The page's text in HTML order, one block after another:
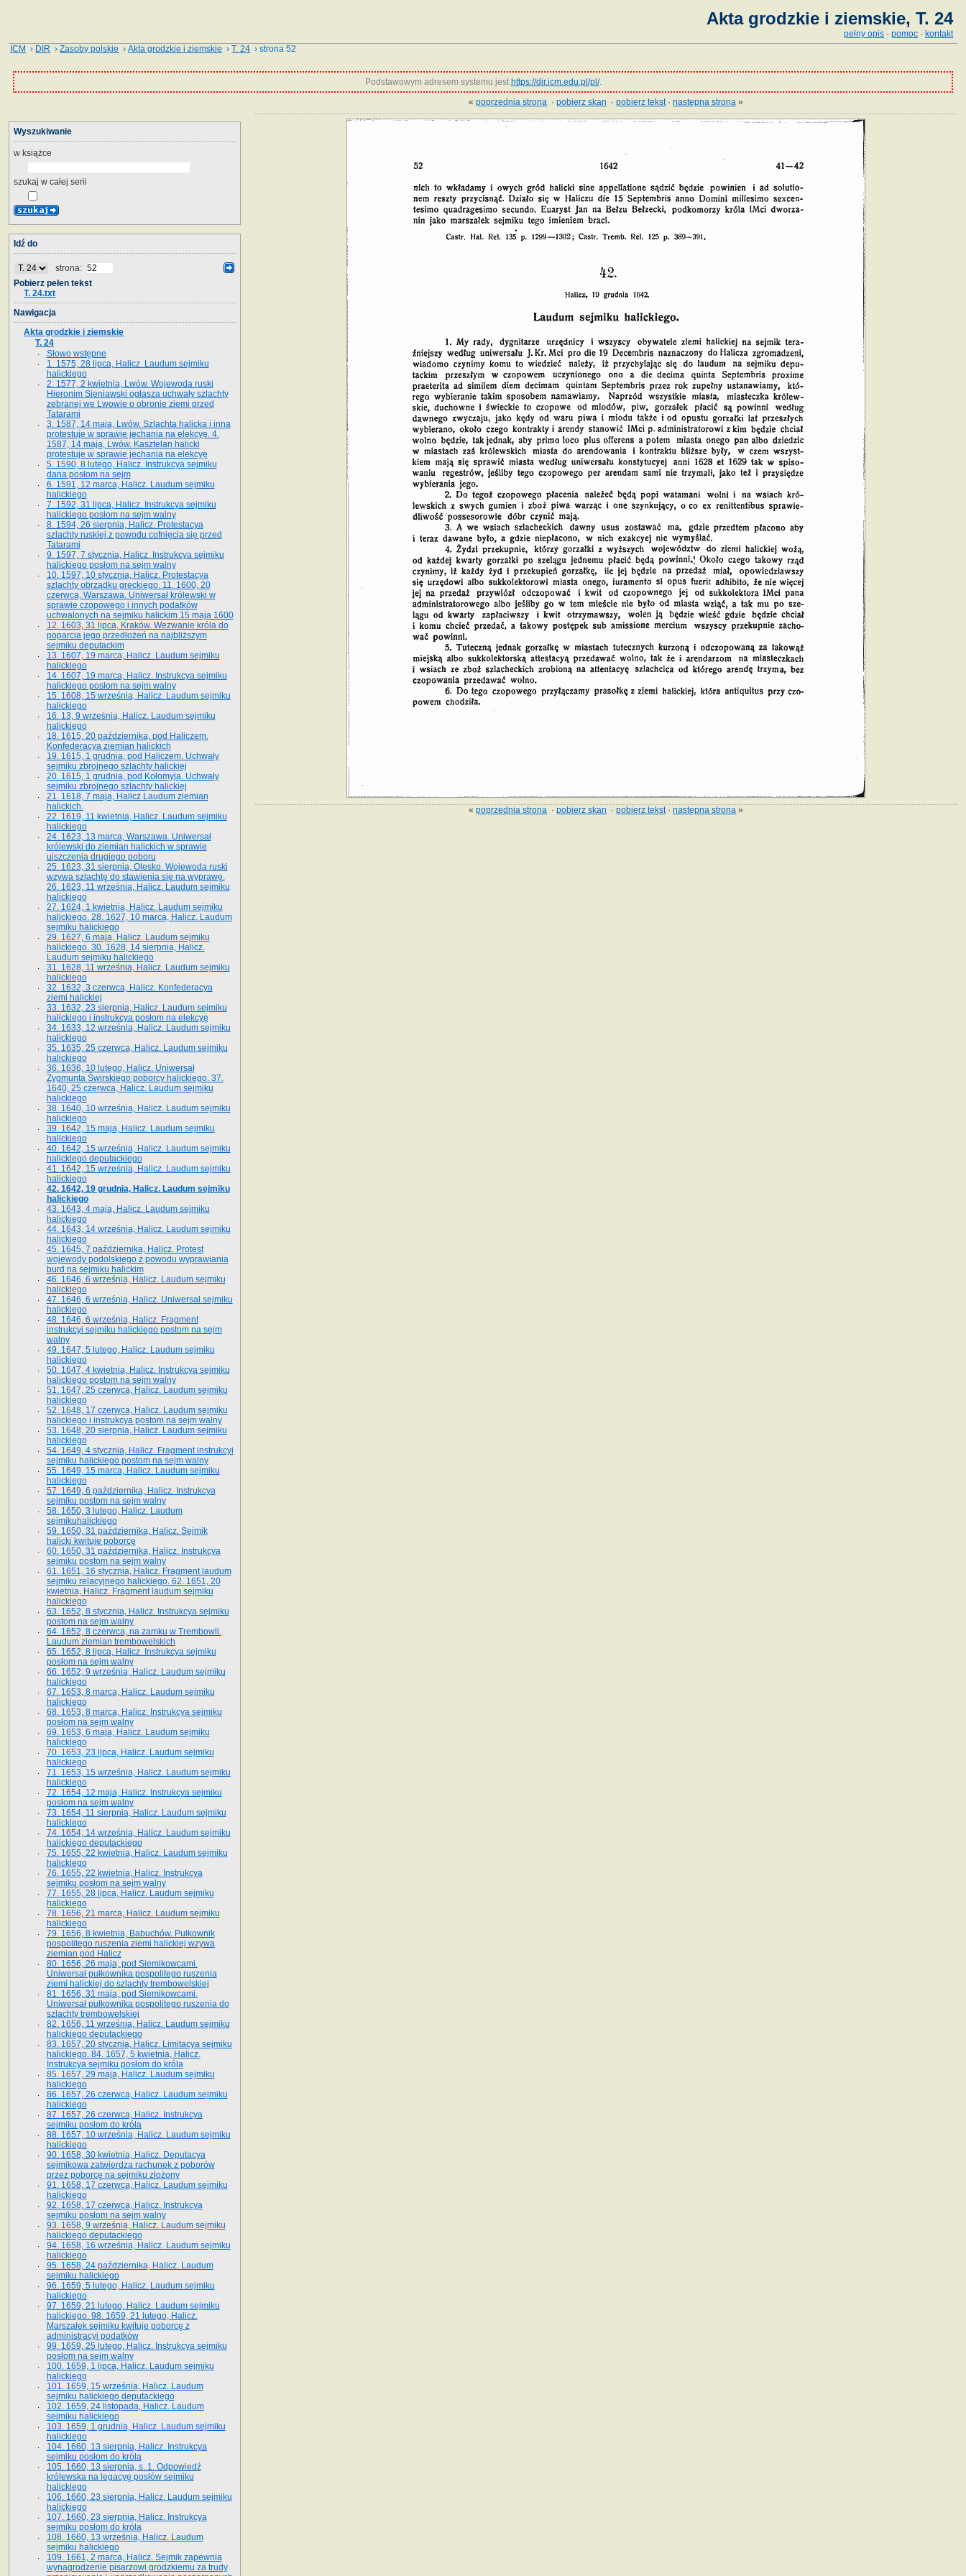
Akta grodzkie i ziemskie, T. 24
pełny opis · pomoc · kontakt
ICM › DIR ›Zasoby polskie ›Akta grodzkie i ziemskie ›T. 24 › strona 52
Podstawowym adresem systemu jest https://dir.icm.edu.pl/pl/.
«poprzednia strona ·pobierz skan ·pobierz tekst·następna strona »
«poprzednia strona ·pobierz skan ·pobierz tekst·następna strona »
Wyszukiwanie
w książce
szukaj w całej serii
Idź do
strona:
Pobierz pełen tekst
T. 24.txt
Nawigacja
Akta grodzkie i ziemskie
T. 24
Słowo wstępne
1. 1575, 28 lipca, Halicz. Laudum sejmiku
halickiego
2. 1577, 2 kwietnia, Lwów. Wojewoda ruski
Hieronim Sieniawski ogłasza uchwały szlachty
zebranej we Lwowie o obronie ziemi przed
Tatarami
3. 1587, 14 maja, Lwów. Szlachta halicka i inna
protestuje w sprawie jechania na elekcyę. 4.
1587, 14 maja, Lwów. Kasztelan halicki
protestuje w sprawie jechania na elekcyę
5. 1590, 8 lutego, Halicz. Instrukcya sejmiku
dana posłom na sejm
6. 1591, 12 marca, Halicz. Laudum sejmiku
halickiego
7. 1592, 31 lipca, Halicz. Instrukcya sejmiku
halickiego posłom na sejm walny
8. 1594, 26 sierpnia, Halicz. Protestacya
szlachty ruskiej z powodu cofnięcia się przed
Tatarami
9. 1597, 7 stycznia, Halicz. Instrukcya sejmiku
halickiego posłom na sejm walny
10. 1597, 10 stycznia, Halicz. Protestacya
szlachty obrządku greckiego. 11. 1600, 20
czerwca, Warszawa. Uniwersał królewski w
sprawie czopowego i innych podatków
uchwalonych na sejmiku halickim 15 maja 1600
12. 1603, 31 lipca, Kraków. Wezwanie króla do
poparcia jego przedłożeń na najbliższym
sejmiku deputackim
13. 1607, 19 marca, Halicz. Laudum sejmiku
halickiego
14. 1607, 19 marca, Halicz. Instrukcya sejmiku
halickiego posłom na sejm walny
15. 1608, 15 września, Halicz. Laudum sejmiku
halickiego
16. 13, 9 września, Halicz. Laudum sejmiku
halickiego
18. 1615, 20 października, pod Haliczem.
Konfederacya ziemian halickich
19. 1615, 1 grudnia, pod Haliczem. Uchwały
sejmiku zbrojnego szlachty halickiej
20. 1615, 1 grudnia, pod Kołomyją. Uchwały
sejmiku zbrojnego szlachty halickiej
21. 1618, 7 maja, Halicz Laudum ziemian
halickich.
22. 1619, 11 kwietnia, Halicz. Laudum sejmiku
halickiego
24. 1623, 13 marca, Warszawa. Uniwersał
królewski do ziemian halickich w sprawie
uiszczenia drugiego poboru
25. 1623, 31 sierpnia, Olesko. Wojewoda ruski
wzywa szlachtę do stawienia się na wyprawę.
26. 1623, 11 września, Halicz. Laudum sejmiku
halickiego
27. 1624, 1 kwietnia, Halicz. Laudum sejmiku
halickiego. 28. 1627, 10 marca, Halicz. Laudum
sejmiku halickiego
29. 1627, 6 maja, Halicz. Laudum sejmiku
halickiego. 30. 1628, 14 sierpnia, Halicz.
Laudum sejmiku halickiego
31. 1628, 11 września, Halicz. Laudum sejmiku
halickiego
32. 1632, 3 czerwca, Halicz. Konfederacya
ziemi halickiej
33. 1632, 23 sierpnia, Halicz. Laudum sejmiku
halickiego i instrukcya posłom na elekcyę
34. 1633, 12 września, Halicz. Laudum sejmiku
halickiego
35. 1635, 25 czerwca, Halicz. Laudum sejmiku
halickiego
36. 1636, 10 lutego, Halicz. Uniwersał
Zygmunta Świrskiego poborcy halickiego. 37.
1640, 25 czerwca, Halicz. Laudum sejmiku
halickiego
38. 1640, 10 września, Halicz. Laudum sejmiku
halickiego
39. 1642, 15 maja, Halicz. Laudum sejmiku
halickiego
40. 1642, 15 września, Halicz. Laudum sejmiku
halickiego deputackiego
41. 1642, 15 września, Halicz. Laudum sejmiku
halickiego
42. 1642, 19 grudnia, Halicz. Laudum sejmiku
halickiego
43. 1643, 4 maja, Halicz. Laudum sejmiku
halickiego
44. 1643, 14 września, Halicz. Laudum sejmiku
halickiego
45. 1645, 7 października, Halicz. Protest
wojewody podolskiego z powodu wyprawiania
burd na sejmiku halickim
46. 1646, 6 września, Halicz. Laudum sejmiku
halickiego
47. 1646, 6 września, Halicz. Uniwersał sejmiku
halickiego
48. 1646, 6 września, Halicz. Fragment
instrukcyi sejmiku halickiego postom na sejm
walny
49. 1647, 5 lutego, Halicz. Laudum sejmiku
halickiego
50. 1647, 4 kwietnia, Halicz. Instrukcya sejmiku
halickiego postom na sejm walny
51. 1647, 25 czerwca, Halicz. Laudum sejmiku
halickiego
52. 1648, 17 czerwca, Halicz. Laudum sejmiku
halickiego i instrukcya postom na sejm walny
53. 1648, 20 sierpnia, Halicz. Laudum sejmiku
halickiego
54. 1649, 4 stycznia, Halicz. Fragment instrukcyi
sejmiku halickiego postom na sejm walny
55. 1649, 15 marca, Halicz. Laudum sejmiku
halickiego
57. 1649, 6 października, Halicz. Instrukcya
sejmiku postom na sejm walny
58. 1650, 3 lutego, Halicz. Laudum
sejmikuhalickiego
59. 1650, 31 października, Halicz. Sejmik
halicki kwituje poborcę
60. 1650, 31 października, Halicz. Instrukcya
sejmiku postom na sejm walny
61. 1651, 16 stycznia, Halicz. Fragment laudum
sejmiku relacyjnego halickiego. 62. 1651, 20
kwietnia, Halicz. Fragment laudum sejmiku
halickiego
63. 1652, 8 stycznia, Halicz. Instrukcya sejmiku
postom na sejm walny
64. 1652, 8 czerwca, na zamku w Trembowli.
Laudum ziemian trembowelskich
65. 1652, 8 lipca, Halicz. Instrukcya sejmiku
posłom na sejm walny
66. 1652, 9 września, Halicz. Laudum sejmiku
halickiego
67. 1653, 8 marca, Halicz. Laudum sejmiku
halickiego
68. 1653, 8 marca, Halicz. Instrukcya sejmiku
posłom na sejm walny
69. 1653, 6 maja, Halicz. Laudum sejmiku
halickiego
70. 1653, 23 lipca, Halicz. Laudum sejmiku
halickiego
71. 1653, 15 września, Halicz. Laudum sejmiku
halickiego
72. 1654, 12 maja, Halicz. Instrukcya sejmiku
posłom na sejm walny
73. 1654, 11 sierpnia, Halicz. Laudum sejmiku
halickiego
74. 1654, 14 września, Halicz. Laudum sejmiku
halickiego deputackiego
75. 1655, 22 kwietnia, Halicz. Laudum sejmiku
halickiego
76. 1655, 22 kwietnia, Halicz. Instrukcya
sejmiku posłom na sejm walny
77. 1655, 28 lipca, Halicz. Laudum sejmiku
halickiego
78. 1656, 21 marca, Halicz. Laudum sejmiku
halickiego
79. 1656, 8 kwietnia, Babuchów. Pułkownik
pospolitego ruszenia ziemi halickiej wzywa
ziemian pod Halicz
80. 1656, 26 maja, pod Siemikowcami.
Uniwersał pułkownika pospolitego ruszenia
ziemi halickiej do szlachty trembowelskiej
81. 1656, 31 maja, pod Siemikowcami.
Uniwersał pułkownika pospolitego ruszenia do
szlachty trembowelskiej
82. 1656, 11 września, Halicz. Laudum sejmiku
halickiego deputackiego
83. 1657, 20 stycznia, Halicz. Limitacya sejmiku
halickiego. 84. 1657, 5 kwietnia, Halicz.
Instrukcya sejmiku posłom do króla
85. 1657, 29 maja, Halicz. Laudum sejmiku
halickiego
86. 1657, 26 czerwca, Halicz. Laudum sejmiku
halickiego
87. 1657, 26 czerwca, Halicz. Instrukcya
sejmiku posłom do króla
88. 1657, 10 września, Halicz. Laudum sejmiku
halickiego
90. 1658, 30 kwietnia, Halicz. Deputacya
sejmikowa zatwierdza rachunek z poborów
przez poborcę na sejmiku złożony
91. 1658, 17 czerwca, Halicz. Laudum sejmiku
halickiego
92. 1658, 17 czerwca, Halicz. Instrukcya
sejmiku posłom na sejm walny
93. 1658, 9 września, Halicz. Laudum sejmiku
halickiego deputackiego
94. 1658, 16 września, Halicz. Laudum sejmiku
halickiego
95. 1658, 24 października, Halicz. Laudum
sejmiku halickiego
96. 1659, 5 lutego, Halicz. Laudum sejmiku
halickiego
97. 1659, 21 lutego, Halicz. Laudum sejmiku
halickiego. 98. 1659, 21 lutego, Halicz.
Marszałek sejmiku kwituje poborcę z
administracyi podatków
99. 1659, 25 lutego, Halicz. Instrukcya sejmiku
posłom na sejm walny
100. 1659, 1 lipca, Halicz. Laudum sejmiku
halickiego
101. 1659, 15 września, Halicz. Laudum
sejmiku halickiego deputackiego
102. 1659, 24 listopada, Halicz. Laudum
sejmiku halickiego
103. 1659, 1 grudnia, Halicz. Laudum sejmiku
halickiego
104. 1660, 13 sierpnia, Halicz. Instrukcya
sejmiku posłom do króla
105. 1660, 13 sierpnia, s. 1. Odpowiedź
królewska na legacyę posłów sejmiku
halickiego
106. 1660, 23 sierpnia, Halicz. Laudum sejmiku
halickiego
107. 1660, 23 sierpnia, Halicz. Instrukcya
sejmiku posłom do króla
108. 1660, 13 września, Halicz. Laudum
sejmiku halickiego
109. 1661, 2 marca, Halicz. Sejmik zapewnia
wynagrodzenie pisarzowi grodzkiemu za trudy